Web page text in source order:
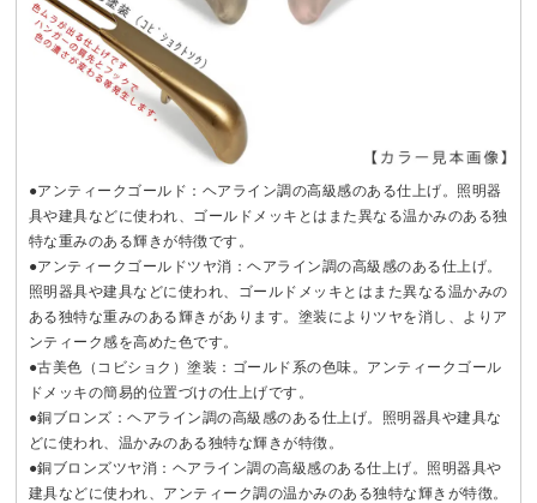
●アンティークゴールド：ヘアライン調の高級感のある仕上げ。照明器
具や建具などに使われ、ゴールドメッキとはまた異なる温かみのある独
特な重みのある輝きが特徴です。
●アンティークゴールドツヤ消：ヘアライン調の高級感のある仕上げ。
照明器具や建具などに使われ、ゴールドメッキとはまた異なる温かみの
ある独特な重みのある輝きがあります。塗装によりツヤを消し、よりア
ンティーク感を高めた色です。
●古美色（コビショク）塗装：ゴールド系の色味。アンティークゴール
ドメッキの簡易的位置づけの仕上げです。
●銅ブロンズ：ヘアライン調の高級感のある仕上げ。照明器具や建具な
どに使われ、温かみのある独特な輝きが特徴。
●銅ブロンズツヤ消：ヘアライン調の高級感のある仕上げ。照明器具や
建具などに使われ、アンティーク調の温かみのある独特な輝きが特徴。